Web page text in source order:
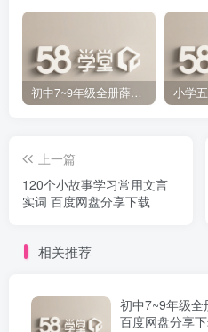
初中7~9年级全册薛金星中学教材全解PDF 百度网盘分享下载
上一篇
120个小故事学习常用文言
实词 百度网盘分享下载
相关推荐
初中7~9年级全
百度网盘分享